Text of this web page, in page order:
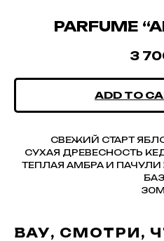
PARFUME
3
ADD TO
СВЕЖИЙ СТАРТ
СУХАЯ ДРЕВЕСНОСТЬ
ТЕПЛАЯ АМБРА И
ВАУ, СМОТРИ,